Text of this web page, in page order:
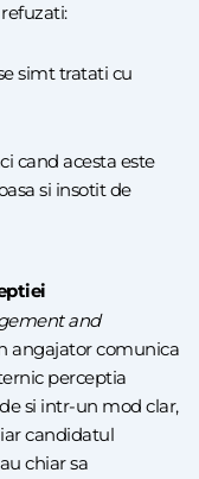
simt tratati cu
cand acesta este
si insotit de
and
angajator comunica
perceptia
si intr-un mod clar,
candidatul
chiar sa